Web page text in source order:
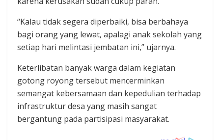
“Kalau tidak segera diperbaiki, bisa berbahaya
bagi orang yang lewat, apalagi anak sekolah yang
setiap hari melintasi jembatan ini,” ujarnya.
Keterlibatan banyak warga dalam kegiatan
gotong royong tersebut mencerminkan
semangat kebersamaan dan kepedulian terhadap
infrastruktur desa yang masih sangat
bergantung pada partisipasi masyarakat.